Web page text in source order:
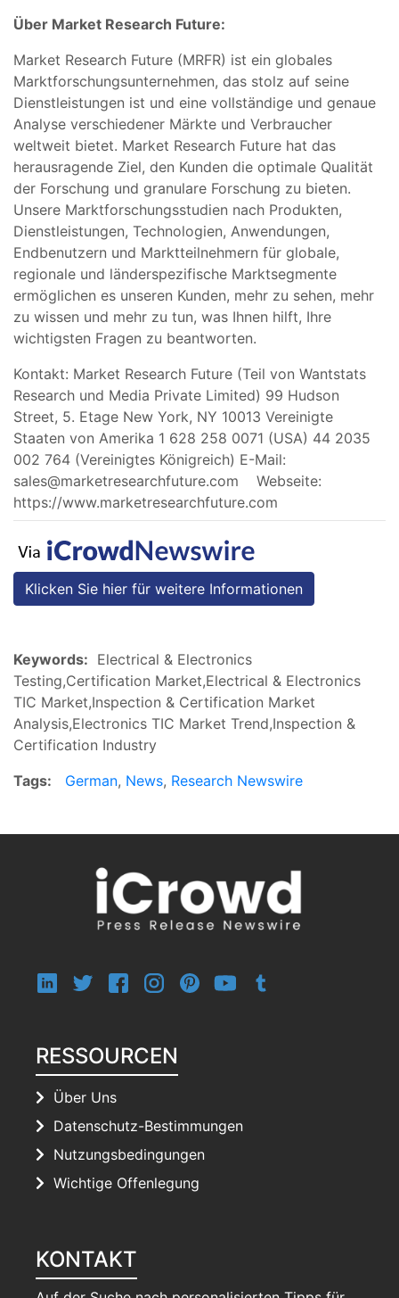
Über Market Research Future:
Market Research Future (MRFR) ist ein globales
Marktforschungsunternehmen, das stolz auf seine
Dienstleistungen ist und eine vollständige und genaue
Analyse verschiedener Märkte und Verbraucher
weltweit bietet. Market Research Future hat das
herausragende Ziel, den Kunden die optimale Qualität
der Forschung und granulare Forschung zu bieten.
Unsere Marktforschungsstudien nach Produkten,
Dienstleistungen, Technologien, Anwendungen,
Endbenutzern und Marktteilnehmern für globale,
regionale und länderspezifische Marktsegmente
ermöglichen es unseren Kunden, mehr zu sehen, mehr
zu wissen und mehr zu tun, was Ihnen hilft, Ihre
wichtigsten Fragen zu beantworten.
Kontakt: Market Research Future (Teil von Wantstats
Research und Media Private Limited) 99 Hudson
Street, 5. Etage New York, NY 10013 Vereinigte
Staaten von Amerika 1 628 258 0071 (USA) 44 2035
002 764 (Vereinigtes Königreich) E-Mail:
sales@marketresearchfuture.com Webseite:
https://www.marketresearchfuture.com
Klicken Sie hier für weitere Informationen
Keywords: Electrical & Electronics
Testing,Certification Market,Electrical & Electronics
TIC Market,Inspection & Certification Market
Analysis,Electronics TIC Market Trend,Inspection &
Certification Industry
Tags:
German, News, Research Newswire
RESSOURCEN
Über Uns
Datenschutz-Bestimmungen
Nutzungsbedingungen
Wichtige Offenlegung
KONTAKT